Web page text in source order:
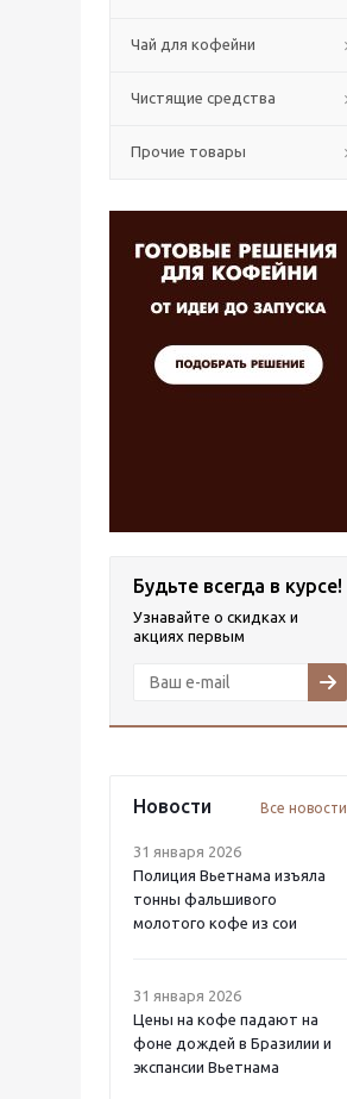
Чай для кофейни
Чистящие средства
Прочие товары
Будьте всегда в курсе!
Узнавайте о скидках и
акциях первым
Новости Все новости
31 января 2026
Полиция Вьетнама изъяла
тонны фальшивого
молотого кофе из сои
31 января 2026
Цены на кофе падают на
фоне дождей в Бразилии и
экспансии Вьетнама